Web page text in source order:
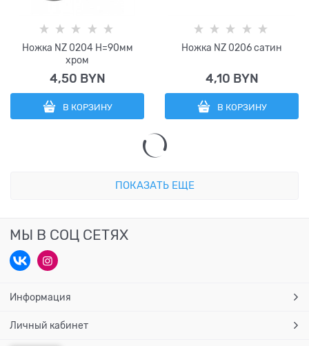
Ножка NZ 0204 H=90мм
хром
4,50 BYN
В КОРЗИНУ
Ножка NZ 0206 сатин
4,10 BYN
В КОРЗИНУ
ПОКАЗАТЬ ЕЩЕ
МЫ В СОЦ СЕТЯХ
Информация
Личный кабинет